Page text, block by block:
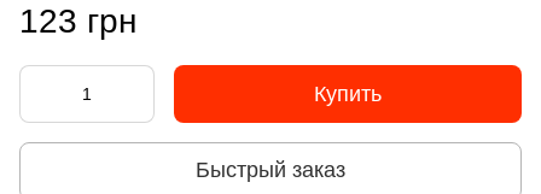
123 грн
Купить
Быстрый заказ